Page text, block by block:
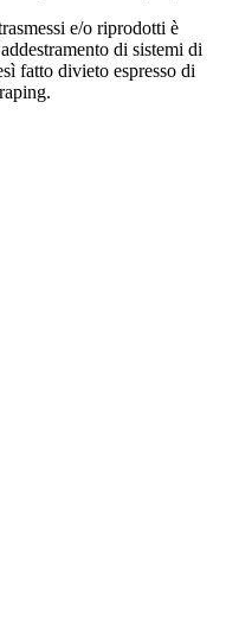
e/o riprodotti è
di sistemi di
fatto divieto espresso di